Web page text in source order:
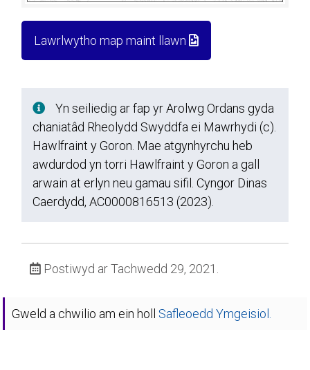
Lawrlwytho map maint llawn
Yn seiliedig ar fap yr Arolwg Ordans gyda
chaniatâd Rheolydd Swyddfa ei Mawrhydi (c).
Hawlfraint y Goron. Mae atgynhyrchu heb
awdurdod yn torri Hawlfraint y Goron a gall
arwain at erlyn neu gamau sifil. Cyngor Dinas
Caerdydd, AC0000816513 (2023).
Postiwyd ar Tachwedd 29, 2021.
Gweld a chwilio am ein holl Safleoedd Ymgeisiol.